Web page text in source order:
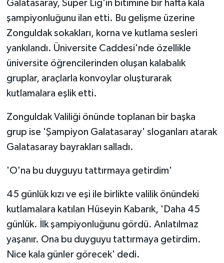
Galatasaray, Süper Lig'in bitimine bir hafta kala
şampiyonluğunu ilan etti. Bu gelişme üzerine
Zonguldak sokakları, korna ve kutlama sesleri
yankılandı. Üniversite Caddesi'nde özellikle
üniversite öğrencilerinden oluşan kalabalık
gruplar, araçlarla konvoylar oluşturarak
kutlamalara eşlik etti.
Zonguldak Valiliği önünde toplanan bir başka
grup ise 'Şampiyon Galatasaray' sloganları atarak
Galatasaray bayrakları salladı.
'O'na bu duyguyu tattırmaya getirdim'
45 günlük kızı ve eşi ile birlikte valilik önündeki
kutlamalara katılan Hüseyin Kabarık, 'Daha 45
günlük. İlk şampiyonluğunu gördü. Anlatılmaz
yaşanır. Ona bu duyguyu tattırmaya getirdim.
Nice kala günler görecek' dedi.
İNSAN
İş Dünyası
Jandarma
KÜLTÜR SANAT
MAGAZİN
Otomobil
Sağlık
SİYASET